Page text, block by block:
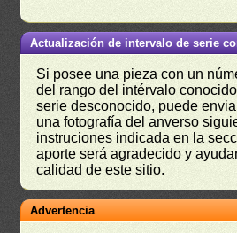
Actualización de intervalo de serie
Si posee una pieza con un
del rango del intérvalo
serie desconocido, puede
una fotografía del anverso
instruciones indicada en la
aporte será agradecido y
calidad de este sitio.
Advertencia